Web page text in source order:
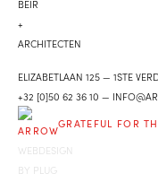
ELIZABETLAAN 125— 1STE
+32 [0]50 62 36 10 —
WEBDESIGN
BY PLUG
GRATEFUL FOR